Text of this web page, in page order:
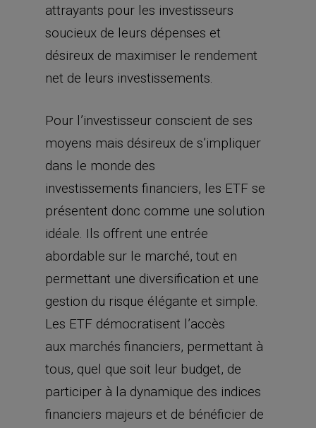
attrayants pour les investisseurs
soucieux de leurs dépenses et
désireux de maximiser le rendement
net de leurs investissements.
Pour l’investisseur conscient de ses
moyens mais désireux de s’impliquer
dans le monde des
investissements financiers, les ETF se
présentent donc comme une solution
idéale. Ils offrent une entrée
abordable sur le marché, tout en
permettant une diversification et une
gestion du risque élégante et simple.
Les ETF démocratisent l’accès
aux marchés financiers, permettant à
tous, quel que soit leur budget, de
participer à la dynamique des indices
financiers majeurs et de bénéficier de